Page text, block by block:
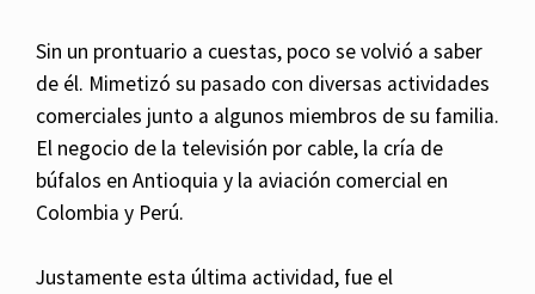
Sin un prontuario a cuestas, poco se volvió a saber
de él. Mimetizó su pasado con diversas actividades
comerciales junto a algunos miembros de su familia.
El negocio de la televisión por cable, la cría de
búfalos en Antioquia y la aviación comercial en
Colombia y Perú.
Justamente esta última actividad, fue el